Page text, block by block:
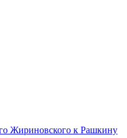
Жириновского к Рашкину